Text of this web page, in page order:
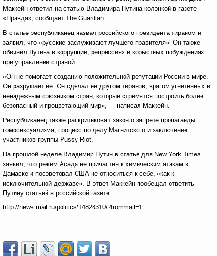
Маккейн ответил на статью Владимира Путина колонкой в газете
«Правда», сообщает The Guardian
В статье республиканец назвал российского президента тираном и
заявил, что «русские заслуживают лучшего правителя». Он также
обвинил Путина в коррупции, репрессиях и корыстных побуждениях
при управлении страной.
«Он не помогает созданию положительной репутации России в мире.
Он разрушает ее. Он сделал ее другом тиранов, врагом угнетенных и
ненадежным союзником стран, которые стремятся построить более
безопасный и процветающий мир», — написал Маккейн.
Республиканец также раскритиковал закон о запрете пропаганды
гомосексуализма, процесс по делу Магнитского и заключение
участников группы Pussy Riot.
На прошлой неделе Владимир Путин в статье для New York Times
заявил, что режим Асада не причастен к химическим атакам в
Дамаске и посоветовал США не относиться к себе, «как к
исключительной державе». В ответ Маккейн пообещал ответить
Путину статьей в российской газете.
http://news.mail.ru/politics/14828310/?frommail=1